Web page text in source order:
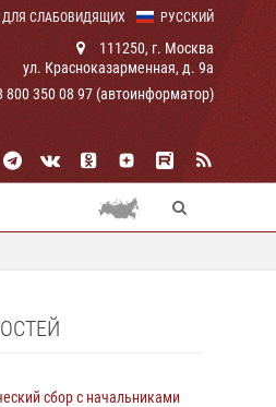
РУССКИЙ
ДЛЯ СЛАБОВИДЯЩИХ
111250, г. Москва
ул. Красноказарменная, д. 9а
800 350 08 97 (автоинформатор)
сбор с начальниками